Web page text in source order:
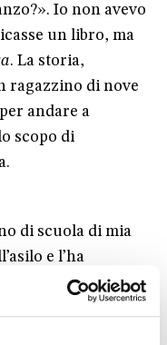
Io non avevo
un libro, ma
. La storia,
ragazzino di nove
andare a
scopo di
di scuola di mia
e l’ha
aveva tre anni fino